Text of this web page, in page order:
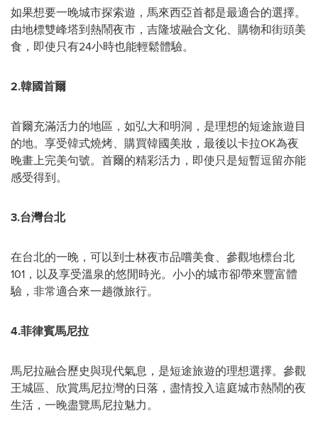
如果想要一晚城市探索遊，馬來西亞首都是最適合的選擇。
由地標雙峰塔到熱鬧夜市，吉隆坡融合文化、購物和街頭美
食，即使只有24小時也能輕鬆體驗。
2.韓國首爾
首爾充滿活力的地區，如弘大和明洞，是理想的短途旅遊目
的地。享受韓式燒烤、購買韓國美妝，最後以卡拉OK為夜
晚畫上完美句號。首爾的精彩活力，即使只是短暫逗留亦能
感受得到。
3.台灣台北
在台北的一晚，可以到士林夜市品嚐美食、參觀地標台北
101，以及享受溫泉的悠閒時光。小小的城市卻帶來豐富體
驗，非常適合來一趟微旅行。
4.菲律賓馬尼拉
馬尼拉融合歷史與現代氣息，是短途旅遊的理想選擇。參觀
王城區、欣賞馬尼拉灣的日落，盡情投入這庭城市熱鬧的夜
生活，一晚盡覽馬尼拉魅力。